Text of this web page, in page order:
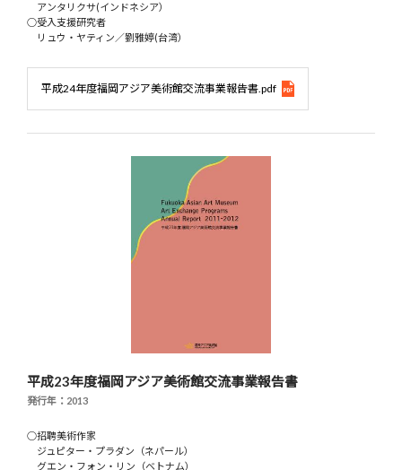
アンタリクサ(インドネシア）
○受入支援研究者
リュウ・ヤティン／劉雅婷(台湾）
平成24年度福岡アジア美術館交流事業報告書.pdf
平成23年度福岡アジア美術館交流事業報告書
発行年：2013
○招聘美術作家
ジュピター・プラダン（ネパール）
グエン・フォン・リン（ベトナム）